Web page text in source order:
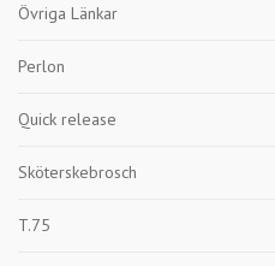
Övriga Länkar
Perlon
Quick release
Sköterskebrosch
T.75